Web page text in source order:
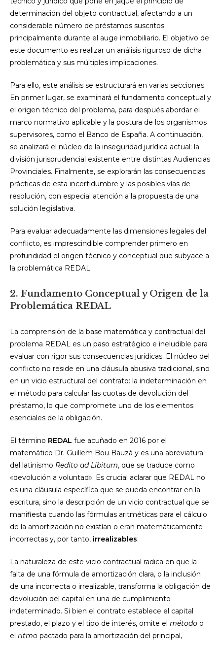
determinación del objeto contractual, afectando a un
considerable número de préstamos suscritos
principalmente durante el auge inmobiliario. El objetivo de
este documento es realizar un análisis riguroso de dicha
problemática y sus múltiples implicaciones.
Para ello, este análisis se estructurará en varias secciones.
En primer lugar, se examinará el fundamento conceptual y
el origen técnico del problema, para después abordar el
marco normativo aplicable y la postura de los organismos
supervisores, como el Banco de España. A continuación,
se analizará el núcleo de la inseguridad jurídica actual: la
división jurisprudencial existente entre distintas Audiencias
Provinciales. Finalmente, se explorarán las consecuencias
prácticas de esta incertidumbre y las posibles vías de
resolución, con especial atención a la propuesta de una
solución legislativa.
Para evaluar adecuadamente las dimensiones legales del
conflicto, es imprescindible comprender primero en
profundidad el origen técnico y conceptual que subyace a
la problemática REDAL.
2. Fundamento Conceptual y Origen de la
Problemática REDAL
La comprensión de la base matemática y contractual del
problema REDAL es un paso estratégico e ineludible para
evaluar con rigor sus consecuencias jurídicas. El núcleo del
conflicto no reside en una cláusula abusiva tradicional, sino
en un vicio estructural del contrato: la indeterminación en
el método para calcular las cuotas de devolución del
préstamo, lo que compromete uno de los elementos
esenciales de la obligación.
El término REDAL fue acuñado en 2016 por el
matemático Dr. Guillem Bou Bauzà y es una abreviatura
del latinismo Redito ad Libitum, que se traduce como
«devolución a voluntad». Es crucial aclarar que REDAL no
es una cláusula específica que se pueda encontrar en la
escritura, sino la descripción de un vicio contractual que se
manifiesta cuando las fórmulas aritméticas para el cálculo
de la amortización no existían o eran matemáticamente
incorrectas y, por tanto, irrealizables.
La naturaleza de este vicio contractual radica en que la
falta de una fórmula de amortización clara, o la inclusión
de una incorrecta o irrealizable, transforma la obligación de
devolución del capital en una de cumplimiento
indeterminado. Si bien el contrato establece el capital
prestado, el plazo y el tipo de interés, omite el método o
el ritmo pactado para la amortización del principal,